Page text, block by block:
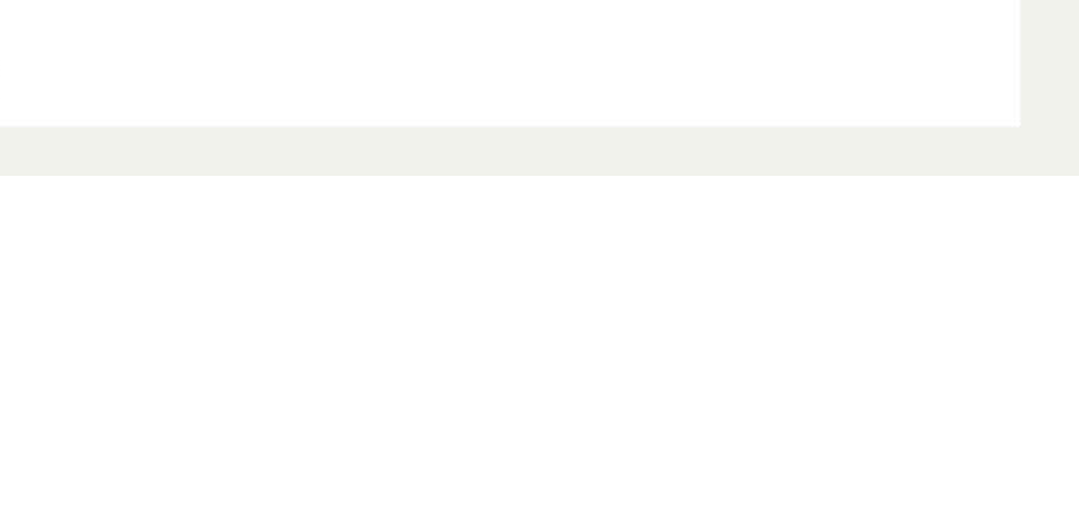
Outgarden bietet erstklassige Qualität bei
und Gewächshäusern. Seit vielen Jahren
angenehmen Aufenthaltsort werden lässt.